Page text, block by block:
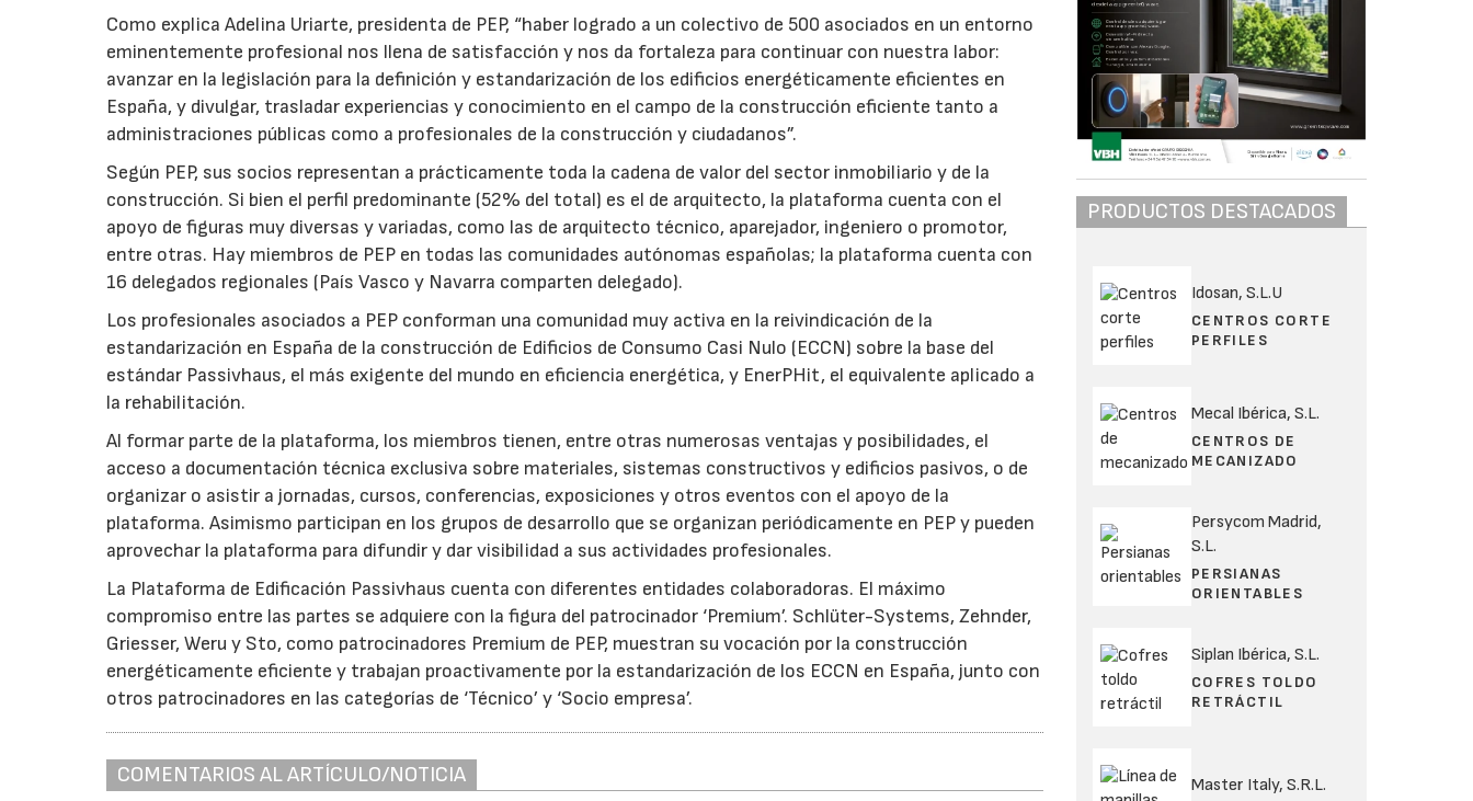
Como explica Adelina Uriarte, presidenta de PEP, “haber logrado a un colectivo de 500 asociados en un entorno
eminentemente profesional nos llena de satisfacción y nos da fortaleza para continuar con nuestra labor:
avanzar en la legislación para la definición y estandarización de los edificios energéticamente eficientes en
España, y divulgar, trasladar experiencias y conocimiento en el campo de la construcción eficiente tanto a
administraciones públicas como a profesionales de la construcción y ciudadanos”.
Según PEP, sus socios representan a prácticamente toda la cadena de valor del sector inmobiliario y de la
construcción. Si bien el perfil predominante (52% del total) es el de arquitecto, la plataforma cuenta con el
apoyo de figuras muy diversas y variadas, como las de arquitecto técnico, aparejador, ingeniero o promotor,
entre otras. Hay miembros de PEP en todas las comunidades autónomas españolas; la plataforma cuenta con
16 delegados regionales (País Vasco y Navarra comparten delegado).
Los profesionales asociados a PEP conforman una comunidad muy activa en la reivindicación de la
estandarización en España de la construcción de Edificios de Consumo Casi Nulo (ECCN) sobre la base del
estándar Passivhaus, el más exigente del mundo en eficiencia energética, y EnerPHit, el equivalente aplicado a
la rehabilitación.
Al formar parte de la plataforma, los miembros tienen, entre otras numerosas ventajas y posibilidades, el
acceso a documentación técnica exclusiva sobre materiales, sistemas constructivos y edificios pasivos, o de
organizar o asistir a jornadas, cursos, conferencias, exposiciones y otros eventos con el apoyo de la
plataforma. Asimismo participan en los grupos de desarrollo que se organizan periódicamente en PEP y pueden
aprovechar la plataforma para difundir y dar visibilidad a sus actividades profesionales.
La Plataforma de Edificación Passivhaus cuenta con diferentes entidades colaboradoras. El máximo
compromiso entre las partes se adquiere con la figura del patrocinador ‘Premium’. Schlüter-Systems, Zehnder,
Griesser, Weru y Sto, como patrocinadores Premium de PEP, muestran su vocación por la construcción
energéticamente eficiente y trabajan proactivamente por la estandarización de los ECCN en España, junto con
otros patrocinadores en las categorías de ‘Técnico’ y ‘Socio empresa’.
COMENTARIOS AL ARTÍCULO/NOTICIA
PRODUCTOS DESTACADOS
Idosan, S.L.U
CENTROS CORTE
PERFILES
Mecal Ibérica, S.L.
CENTROS DE
MECANIZADO
Persycom Madrid,
S.L.
PERSIANAS
ORIENTABLES
Siplan Ibérica, S.L.
COFRES TOLDO
RETRÁCTIL
Master Italy, S.R.L.